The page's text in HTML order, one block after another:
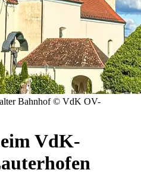
Bahnhof © VdK OV-
VdK-